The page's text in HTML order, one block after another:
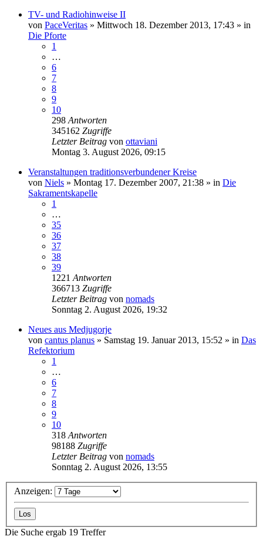
TV- und Radiohinweise II
von PaceVeritas » Mittwoch 18. Dezember 2013, 17:43 » in
Die Pforte
1
…
6
7
8
9
10
298 Antworten
345162 Zugriffe
Letzter Beitrag von ottaviani
Montag 3. August 2026, 09:15
Veranstaltungen traditionsverbundener Kreise
von Niels » Montag 17. Dezember 2007, 21:38 » in Die
Sakramentskapelle
1
…
35
36
37
38
39
1221 Antworten
366713 Zugriffe
Letzter Beitrag von nomads
Sonntag 2. August 2026, 19:32
Neues aus Medjugorje
von cantus planus » Samstag 19. Januar 2013, 15:52 » in Das
Refektorium
1
…
6
7
8
9
10
318 Antworten
98188 Zugriffe
Letzter Beitrag von nomads
Sonntag 2. August 2026, 13:55
Anzeigen:
Die Suche ergab 19 Treffer